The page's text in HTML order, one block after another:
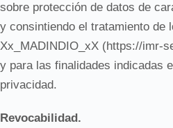
sobre protección de datos de
y consintiendo el tratamiento de
Xx_MADINDIO_xX (https://imr-
y para las finalidades indicadas
privacidad.
Revocabilidad.